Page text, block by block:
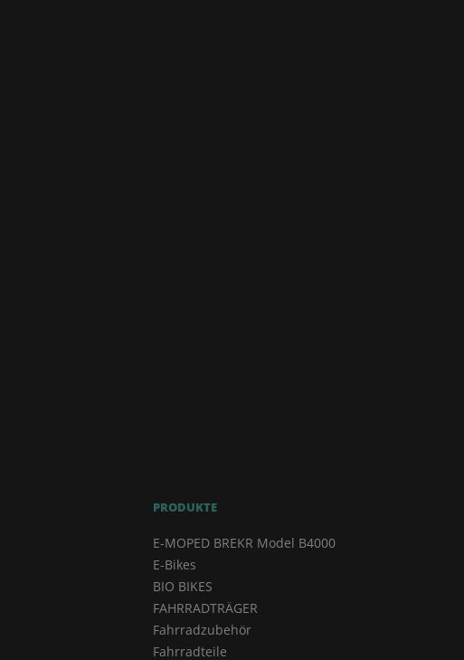
PRODUKTE
E-MOPED BREKR Model B4000
E-Bikes
BIO BIKES
FAHRRADTRÄGER
Fahrradzubehör
Fahrradteile